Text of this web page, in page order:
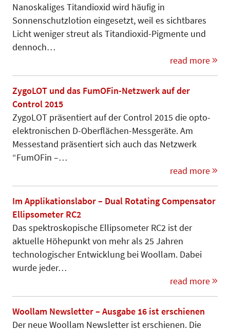
Nanoskaliges Titandioxid wird häufig in
Sonnenschutzlotion eingesetzt, weil es sichtbares
Licht weniger streut als Titandioxid-Pigmente und
dennoch…
read more
ZygoLOT und das FumOFin-Netzwerk auf der
Control 2015
ZygoLOT präsentiert auf der Control 2015 die opto-
elektronischen D-Oberflächen-Messgeräte. Am
Messestand präsentiert sich auch das Netzwerk
“FumOFin –…
read more
Im Applikationslabor – Dual Rotating Compensator
Ellipsometer RC2
Das spektroskopische Ellipsometer RC2 ist der
aktuelle Höhepunkt von mehr als 25 Jahren
technologischer Entwicklung bei Woollam. Dabei
wurde jeder…
read more
Woollam Newsletter – Ausgabe 16 ist erschienen
Der neue Woollam Newsletter ist erschienen. Die